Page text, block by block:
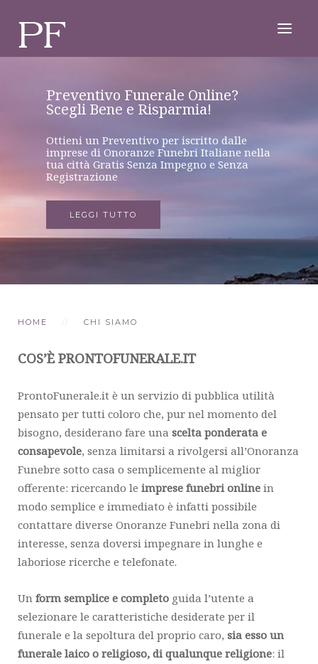
Preventivo Funerale Online?
Scegli Bene e Risparmia!
Ottieni un Preventivo per iscritto dalle
imprese di Onoranze Funebri Italiane nella
tua città Gratis Senza Impegno e Senza
Registrazione
LEGGI TUTTO
Onoranze Funebri Economiche
o Funerale Economico?
Quale è il Prezzo per un Funerale? Calcola
il Costo del Funerale. Scopri come
Risparmiare e trovare l’impresa di
onoranze funebri più adatta alle tue
esigenze e aspettative.
LEGGI TUTTO
Onoranze Funebri e
Pompe Funebri per il Funerale:
Quale scegliere come orientarsi? Scopri
come Scegliere L’impresa di Pompe Funebri
giusta.
HOME CHI SIAMO
COS’È PRONTOFUNERALE.IT
ProntoFunerale.it è un servizio di pubblica utilità
pensato per tutti coloro che, pur nel momento del
bisogno, desiderano fare una scelta ponderata e
consapevole, senza limitarsi a rivolgersi all’Onoranza
Funebre sotto casa o semplicemente al miglior
offerente: ricercando le imprese funebri online in
modo semplice e immediato è infatti possibile
contattare diverse Onoranze Funebri nella zona di
interesse, senza doversi impegnare in lunghe e
laboriose ricerche e telefonate.
Un form semplice e completo guida l’utente a
selezionare le caratteristiche desiderate per il
funerale e la sepoltura del proprio caro, sia esso un
funerale laico o religioso, di qualunque religione: il